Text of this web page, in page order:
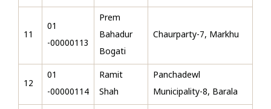
11
01
-00000113
Prem
Bahadur
Bogati
Chaurparty-7, Markhu
12
01
-00000114
Ramit
Shah
Panchadewl
Municipality-8, Barala